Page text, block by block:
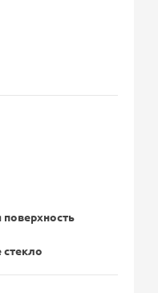
поверхность
стекло